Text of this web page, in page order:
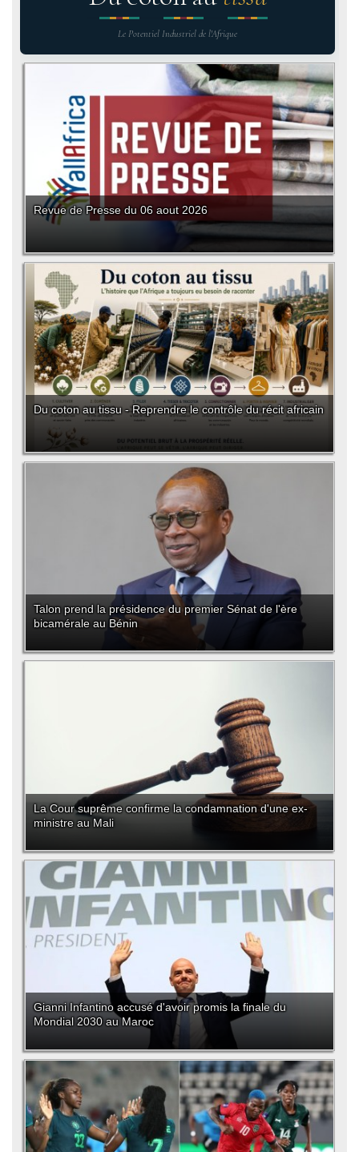
Le Potentiel Industriel de l'Afrique
Revue de Presse du 06 aout 2026
Du coton au tissu - Reprendre le contrôle du récit africain
Talon prend la présidence du premier Sénat de l'ère
bicamérale au Bénin
La Cour suprême confirme la condamnation d'une ex-
ministre au Mali
Gianni Infantino accusé d'avoir promis la finale du
Mondial 2030 au Maroc